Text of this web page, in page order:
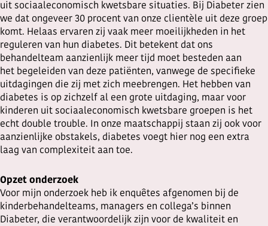
uit sociaaleconomisch kwetsbare situaties. Bij Diabeter zien
we dat ongeveer 30 procent van onze clientèle uit deze groep
komt. Helaas ervaren zij vaak meer moeilijkheden in het
reguleren van hun diabetes. Dit betekent dat ons
behandelteam aanzienlijk meer tijd moet besteden aan
het begeleiden van deze patiënten, vanwege de specifieke
uitdagingen die zij met zich meebrengen. Het hebben van
diabetes is op zichzelf al een grote uitdaging, maar voor
kinderen uit sociaaleconomisch kwetsbare groepen is het
echt double trouble. In onze maatschappij staan zij ook voor
aanzienlijke obstakels, diabetes voegt hier nog een extra
laag van complexiteit aan toe.
Opzet onderzoek
Voor mijn onderzoek heb ik enquêtes afgenomen bij de
kinderbehandelteams, managers en collega’s binnen
Diabeter, die verantwoordelijk zijn voor de kwaliteit en